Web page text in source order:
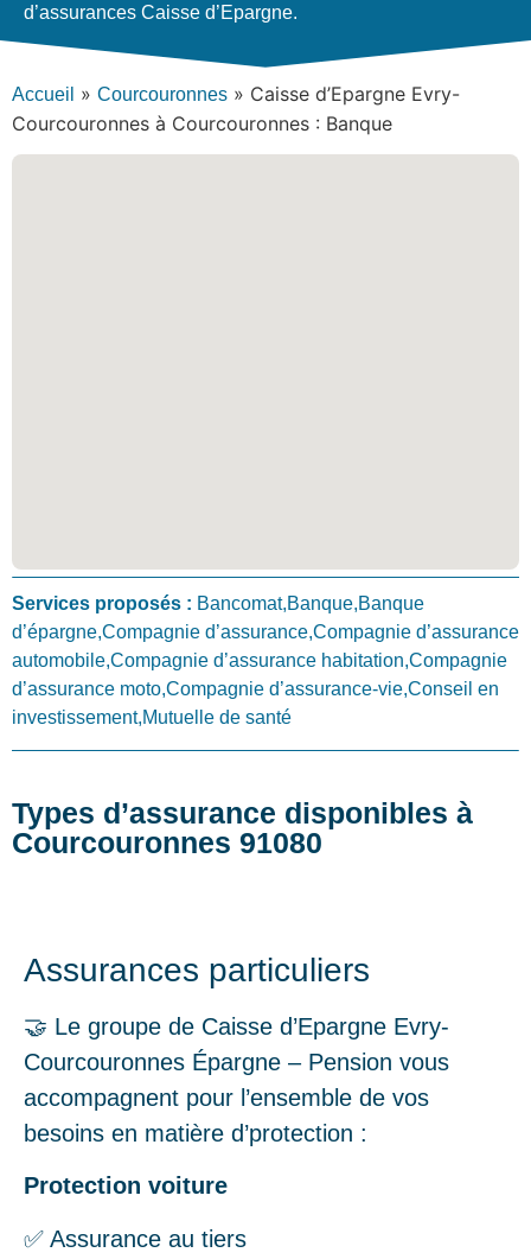
d’assurances Caisse d’Epargne.
Accueil » Courcouronnes » Caisse d’Epargne Evry-
Courcouronnes à Courcouronnes : Banque
Services proposés : Bancomat,Banque,Banque
d’épargne,Compagnie d’assurance,Compagnie d’assurance
automobile,Compagnie d’assurance habitation,Compagnie
d’assurance moto,Compagnie d’assurance-vie,Conseil en
investissement,Mutuelle de santé
Types d’assurance disponibles à
Courcouronnes 91080
Assurances particuliers
🤝 Le groupe de Caisse d’Epargne Evry-
Courcouronnes Épargne – Pension vous
accompagnent pour l’ensemble de vos
besoins en matière d’protection :
Protection voiture
✅ Assurance au tiers